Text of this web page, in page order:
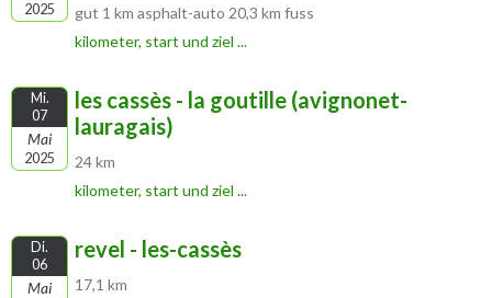
2025
gut 1 km asphalt-auto 20,3 km fuss
kilometer, start und ziel ...
Mi.
07
Mai
2025
les cassès - la goutille (avignonet-
lauragais)
24 km
kilometer, start und ziel ...
Di.
06
Mai
revel - les-cassès
17,1 km